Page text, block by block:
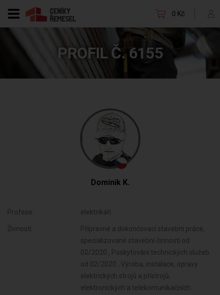
0 Kč
PROFIL Č. 6155
Dominik K.
Profese: elektrikáři
Živnosti:
Přípravné a dokončovací stavební práce,
specializované stavební činnosti od
02/2020 , Poskytování technických služeb
od 02/2020 , Výroba, instalace, opravy
elektrických strojů a přístrojů,
elektronických a telekomunikačních